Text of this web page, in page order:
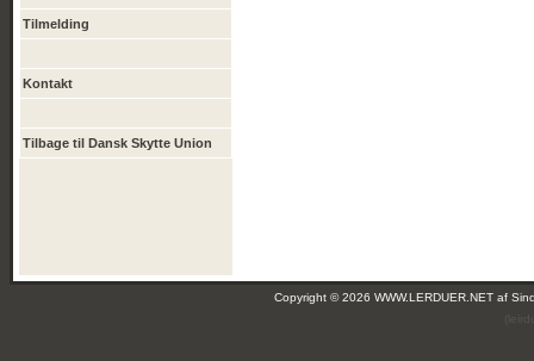
Tilmelding
Kontakt
Tilbage til Dansk Skytte Union
Copyright © 2026 WWW.LERDUER.NET af